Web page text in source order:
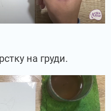
на груди.